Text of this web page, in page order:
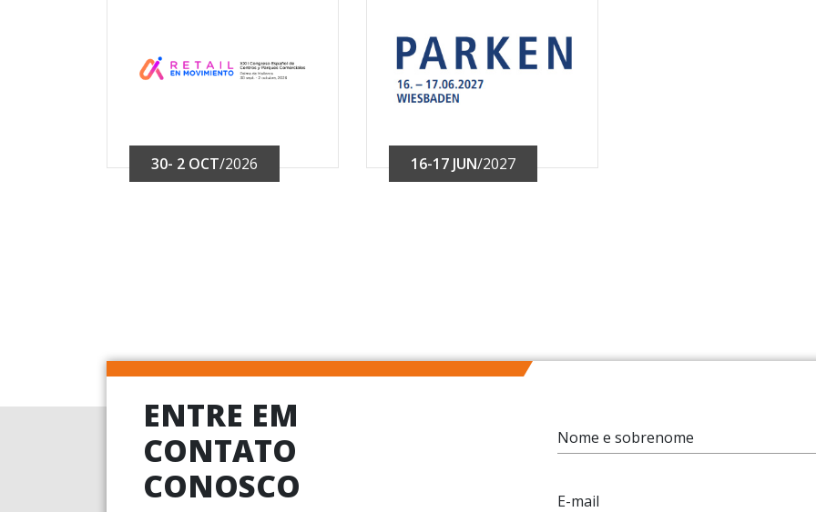
30- 2 OCT/2026 16-17 JUN/2027
ENTRE EM
CONTATO
CONOSCO
Nome e sobrenome
E-mail